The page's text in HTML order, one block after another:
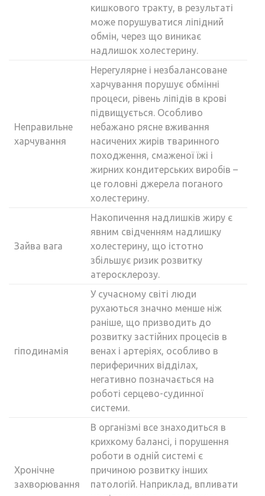
кишкового тракту, в результаті
може порушуватися ліпідний
обмін, через що виникає
надлишок холестерину.
Неправильне
харчування
Нерегулярне і незбалансоване
харчування порушує обмінні
процеси, рівень ліпідів в крові
підвищується. Особливо
небажано рясне вживання
насичених жирів тваринного
походження, смаженої їжі і
жирних кондитерських виробів –
це головні джерела поганого
холестерину.
Зайва вага
Накопичення надлишків жиру є
явним свідченням надлишку
холестерину, що істотно
збільшує ризик розвитку
атеросклерозу.
гіподинамія
У сучасному світі люди
рухаються значно менше ніж
раніше, що призводить до
розвитку застійних процесів в
венах і артеріях, особливо в
периферичних відділах,
негативно позначається на
роботі серцево-судинної
системи.
Хронічне
захворювання
В організмі все знаходиться в
крихкому балансі, і порушення
роботи в одній системі є
причиною розвитку інших
патологій. Наприклад, впливати